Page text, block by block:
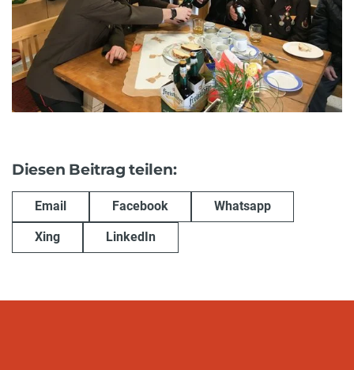
Diesen Beitrag teilen:
Email Facebook Whatsapp
Xing LinkedIn